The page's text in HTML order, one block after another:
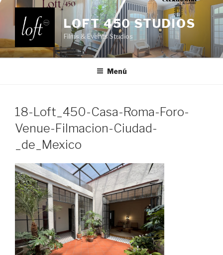
Saltar
contenido
LOFT 450 STUDIOS
Films & Events Studios
Menú
18-Loft_450-Casa-Roma-Foro-
Venue-Filmacion-Ciudad-
_de_Mexico